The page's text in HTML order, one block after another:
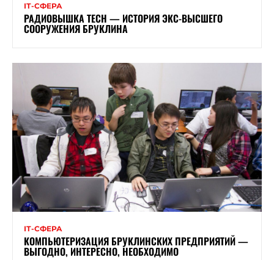
ІТ-СФЕРА
РАДИОВЫШКА TECH — ИСТОРИЯ ЭКС-ВЫСШЕГО
СООРУЖЕНИЯ БРУКЛИНА
ІТ-СФЕРА
КОМПЬЮТЕРИЗАЦИЯ БРУКЛИНСКИХ ПРЕДПРИЯТИЙ —
ВЫГОДНО, ИНТЕРЕСНО, НЕОБХОДИМО